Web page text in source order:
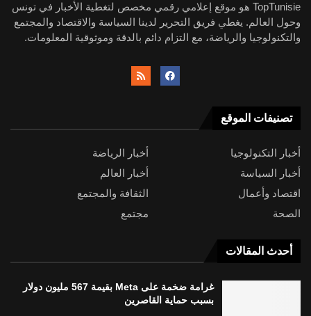
TopTunisie هو موقع إعلامي رقمي مخصص لتغطية الأخبار في تونس
وحول العالم. يغطي فريق التحرير لدينا السياسة والاقتصاد والمجتمع
والتكنولوجيا والرياضة، مع التزام دائم بالدقة وموثوقية المعلومات.
تصنيفات الموقع
أخبار التكنولوجيا
أخبار الرياضة
أخبار السياسة
أخبار العالم
اقتصاد وأعمال
الثقافة والمجتمع
الصحة
مجتمع
أحدث المقالات
غرامة ضخمة على Meta بقيمة 567 مليون دولار
بسبب حماية القاصرين